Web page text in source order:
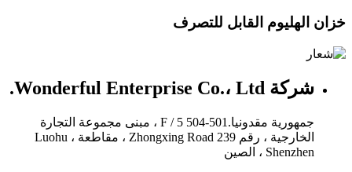
خزان الهليوم القابل للتصرف
شركة Wonderful Enterprise Co.، Ltd.
جمهورية مقدونيا.501-504 5 / F ، مبنى مجموعة التجارة
الخارجية ، رقم 239 Zhongxing Road ، مقاطعة Luohu ،
Shenzhen ، الصين